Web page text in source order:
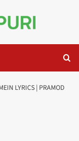
LYRICS | PRAMOD